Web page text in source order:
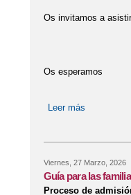
Os invitamos a
Os esperamos
Leer más
Viernes, 27 Marzo, 2026
Guía para las
Proceso de